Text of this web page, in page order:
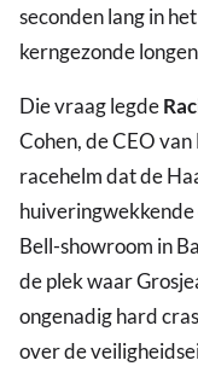
seconden lang in
kerngezonde
Die vraag legde
Cohen, de CEO
racehelm dat de
huiveringwekkende
Bell-showroom in
de plek waar
ongenadig hard
over de